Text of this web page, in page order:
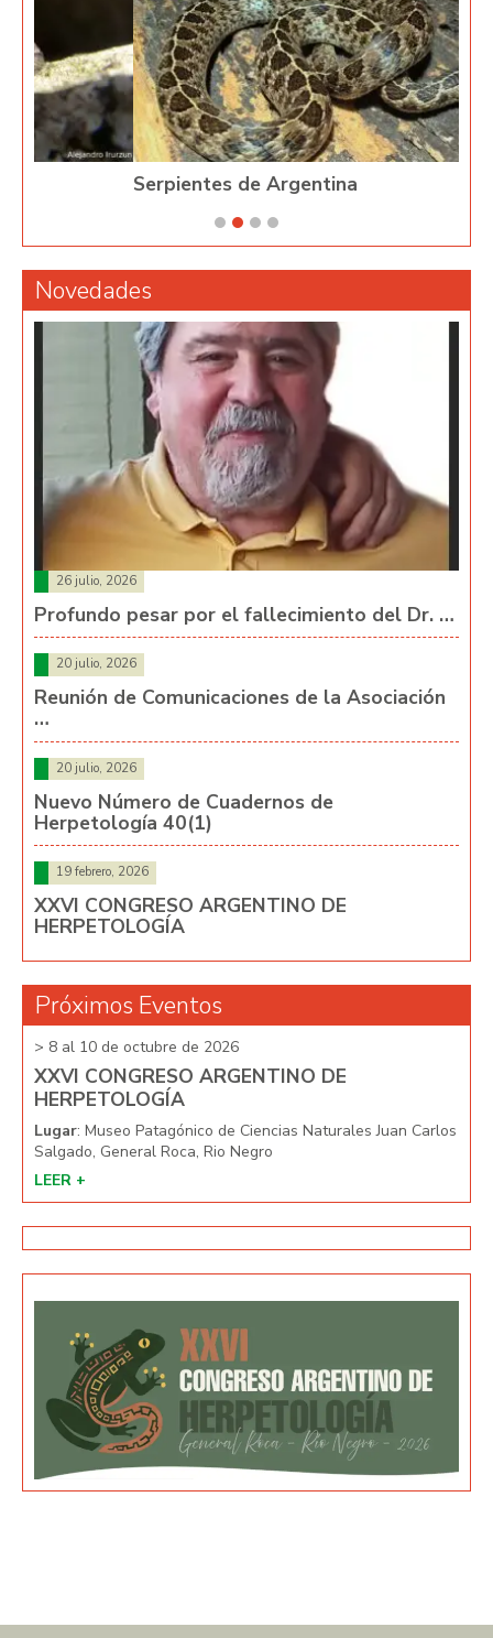
Serpientes de Argentina
Novedades
26 julio, 2026
Profundo pesar por el fallecimiento del Dr. …
20 julio, 2026
Reunión de Comunicaciones de la Asociación
…
20 julio, 2026
Nuevo Número de Cuadernos de
Herpetología 40(1)
19 febrero, 2026
XXVI CONGRESO ARGENTINO DE
HERPETOLOGÍA
Próximos Eventos
> 8 al 10 de octubre de 2026
XXVI CONGRESO ARGENTINO DE
HERPETOLOGÍA
Lugar: Museo Patagónico de Ciencias Naturales Juan Carlos
Salgado, General Roca, Rio Negro
LEER +